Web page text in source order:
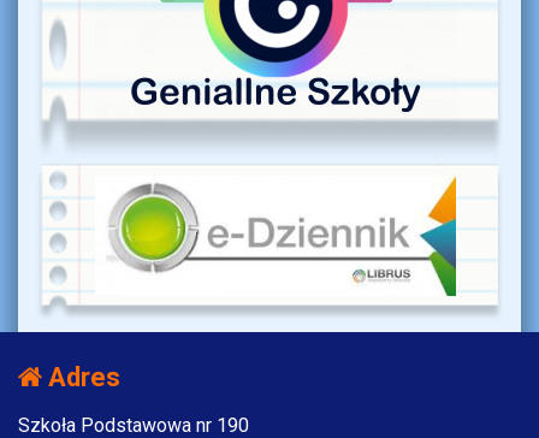
Adres
Szkoła Podstawowa nr 190